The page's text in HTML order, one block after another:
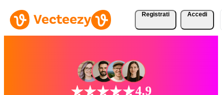
Registrati Accedi
4.9